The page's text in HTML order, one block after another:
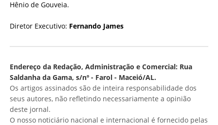
Hênio de Gouveia.
Diretor Executivo: Fernando James
Endereço da Redação, Administração e Comercial: Rua
Saldanha da Gama, s/nº - Farol - Maceió/AL.
Os artigos assinados são de inteira responsabilidade dos
seus autores, não refletindo necessariamente a opinião
deste jornal.
O nosso noticiário nacional e internacional é fornecido pelas